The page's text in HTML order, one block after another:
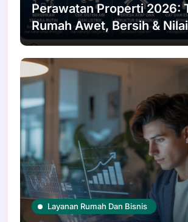
Perawatan Properti 2026:
Rumah Awet, Bersih &
Layanan Rumah Dan Bisnis